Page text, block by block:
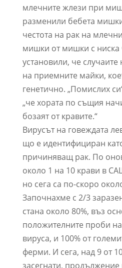
млечните жлези при
разменили бебета
честота на рак на
мишки от мишки с ниска
установили, че случаите
на приемните майки,
генетично. „Помислих
„че хората по същия
бозаят от кравите.“
Вирусът на говеждата
що е идентифициран
причиняващ рак. По
около 1 на 10 крави в
но сега са по-скоро
Започнахме с 2/3
стана около 80%, въз
положителните проби
вируса, и 100% от
ферми. И сега, над 9 от
засегнати, продължение